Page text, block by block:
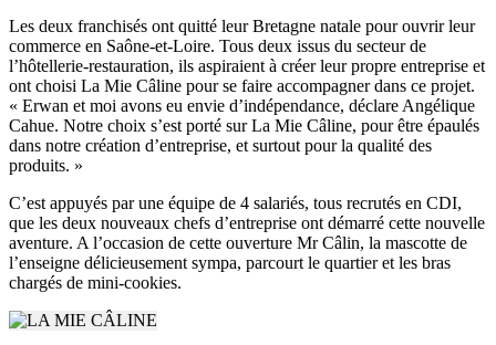
Les deux franchisés ont quitté leur Bretagne natale pour ouvrir leur
commerce en Saône-et-Loire. Tous deux issus du secteur de
l’hôtellerie-restauration, ils aspiraient à créer leur propre entreprise et
ont choisi La Mie Câline pour se faire accompagner dans ce projet.
« Erwan et moi avons eu envie d’indépendance, déclare Angélique
Cahue. Notre choix s’est porté sur La Mie Câline, pour être épaulés
dans notre création d’entreprise, et surtout pour la qualité des
produits. »
C’est appuyés par une équipe de 4 salariés, tous recrutés en CDI,
que les deux nouveaux chefs d’entreprise ont démarré cette nouvelle
aventure. A l’occasion de cette ouverture Mr Câlin, la mascotte de
l’enseigne délicieusement sympa, parcourt le quartier et les bras
chargés de mini-cookies.